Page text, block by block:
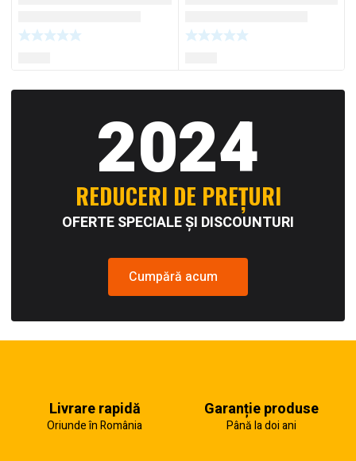
2024
REDUCERI DE PREȚURI
OFERTE SPECIALE ȘI DISCOUNTURI
Cumpără acum
Livrare rapidă
Oriunde în România
Garanție produse
Până la doi ani